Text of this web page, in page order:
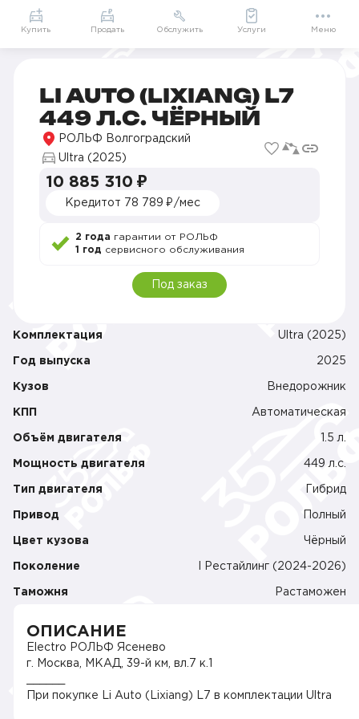
+7 (861) 211-46-14
LI AUTO (LIXIANG) L7
449 Л.С. ЧЁРНЫЙ
РОЛЬФ Волгоградский
Ultra (2025)
10 885 310 ₽
Кредитот 78 789 ₽/мес
2 года гарантии от РОЛЬФ
1 год сервисного обслуживания
Под заказ
Комплектация Ultra (2025)
Год выпуска 2025
Кузов Внедорожник
КПП Автоматическая
Объём двигателя 1.5 л.
Мощность двигателя 449 л.c.
Тип двигателя Гибрид
Привод Полный
Цвет кузова Чёрный
Поколение I Рестайлинг (2024-2026)
Таможня Растаможен
ОПИСАНИЕ
Electro РОЛЬФ Ясенево
г. Москва, МКАД, 39-й км, вл.7 к.1
При покупке Li Auto (Lixiang) L7 в комплектации Ultra
Купить Продать Обслужить Услуги Меню